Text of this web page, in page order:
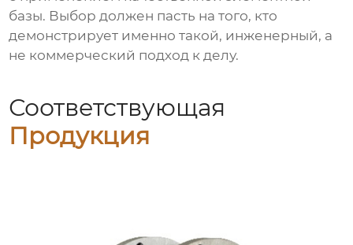
базы. Выбор должен пасть на того, кто
демонстрирует именно такой, инженерный, а
не коммерческий подход к делу.
Соответствующая
Продукция